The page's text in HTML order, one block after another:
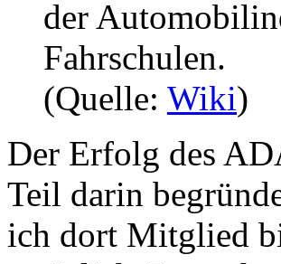
der
Fahrschulen.
(Quelle: Wiki)
Der Erfolg des
Teil darin
ich dort Mitglied